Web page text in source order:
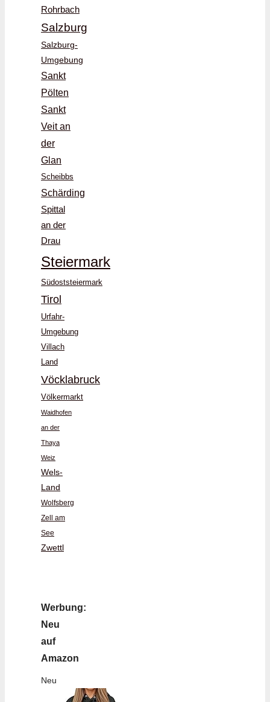
Rohrbach
Salzburg
Salzburg-
Umgebung
Sankt
Pölten
Sankt
Veit an
der
Glan
Scheibbs
Schärding
Spittal
an der
Drau
Steiermark
Südoststeiermark
Tirol
Urfahr-
Umgebung
Villach
Land
Vöcklabruck
Völkermarkt
Waidhofen
an der
Thaya
Weiz
Wels-
Land
Wolfsberg
Zell am
See
Zwettl
Werbung:
Neu
auf
Amazon
Neu